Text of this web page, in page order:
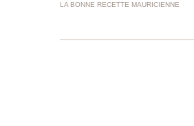
LA BONNE RECETTE MAURICIENNE